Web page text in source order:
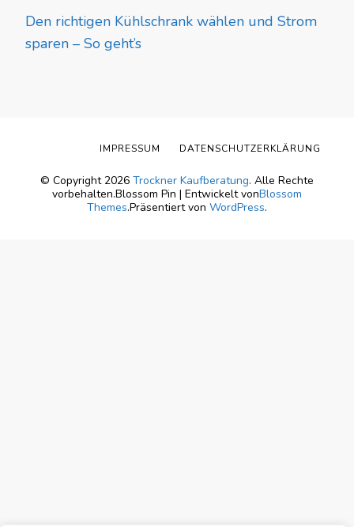
Den richtigen Kühlschrank wählen und Strom
sparen – So geht’s
© Copyright 2026 Trockner Kaufberatung. Alle Rechte
vorbehalten.Blossom Pin | Entwickelt vonBlossom
Themes.Präsentiert von WordPress.
IMPRESSUM DATENSCHUTZERKLÄRUNG